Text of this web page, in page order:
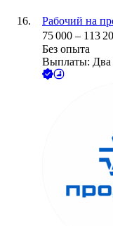
Рабочий на
75 000 – 113
Без опыта
Выплаты: Два